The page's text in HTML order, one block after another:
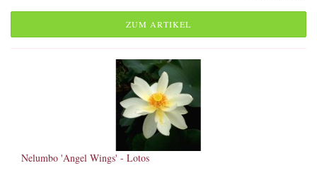
ZUM ARTIKEL
Nelumbo 'Angel Wings' - Lotos